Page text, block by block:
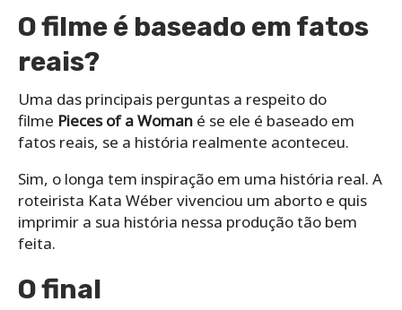
O filme é baseado em fatos
reais?
Uma das principais perguntas a respeito do
filme Pieces of a Woman é se ele é baseado em
fatos reais, se a história realmente aconteceu.
Sim, o longa tem inspiração em uma história real. A
roteirista Kata Wéber vivenciou um aborto e quis
imprimir a sua história nessa produção tão bem
feita.
O final